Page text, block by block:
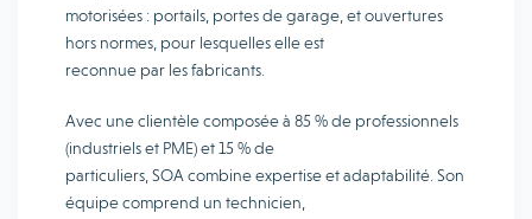
motorisées : portails, portes de garage, et ouvertures
hors normes, pour lesquelles elle est
reconnue par les fabricants.
Avec une clientèle composée à 85 % de professionnels
(industriels et PME) et 15 % de
particuliers, SOA combine expertise et adaptabilité. Son
équipe comprend un technicien,